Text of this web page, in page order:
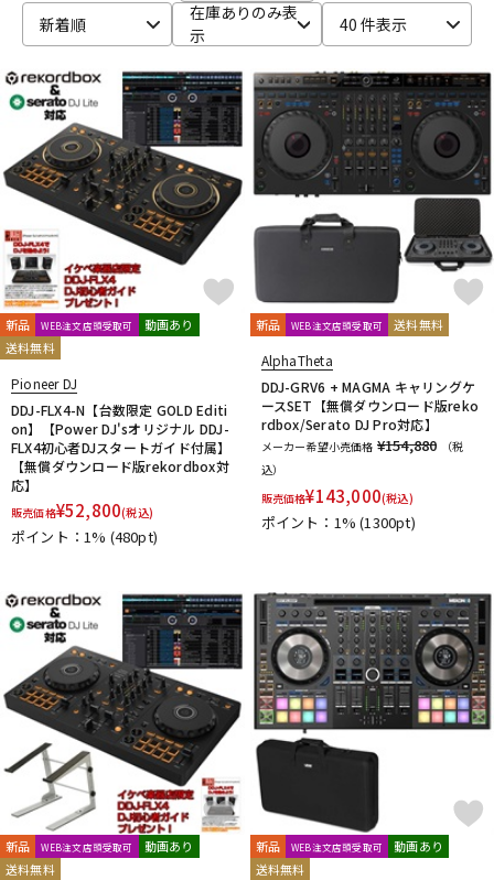
ウクレレ
ドラム パーカッション
キーボード 電子ピアノ
管楽器
アンプ エフェクター
DJ機器 DTM
レコーディング機器
中古 ヴィンテージ
新着順
在庫ありのみ表
示
40 件表示
新品 WEB注文店頭受取可
動画あり
送料無料
Pioneer DJ
DDJ-FLX4-N【台数限定 GOLD Editi
on】【Power DJ'sオリジナル DDJ-
FLX4初心者DJスタートガイド付属】
【無償ダウンロード版rekordbox対
応】
販売価格¥52,800(税込)
ポイント：1% (480pt)
新品 WEB注文店頭受取可 送料無料
AlphaTheta
DDJ-GRV6 + MAGMA キャリングケ
ースSET【無償ダウンロード版reko
rdbox/Serato DJ Pro対応】
メーカー希望小売価格 ¥154,880
（税
込）
販売価格¥143,000(税込)
ポイント：1%(1300pt)
新品 WEB注文店頭受取可
動画あり
送料無料
新品 WEB注文店頭受取可
動画あり
送料無料